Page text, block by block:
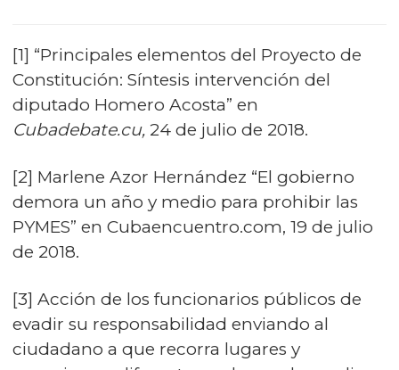
[1] “Principales elementos del Proyecto de
Constitución: Síntesis intervención del
diputado Homero Acosta” en
Cubadebate.cu, 24 de julio de 2018.
[2] Marlene Azor Hernández “El gobierno
demora un año y medio para prohibir las
PYMES” en Cubaencuentro.com, 19 de julio
de 2018.
[3] Acción de los funcionarios públicos de
evadir su responsabilidad enviando al
ciudadano a que recorra lugares y